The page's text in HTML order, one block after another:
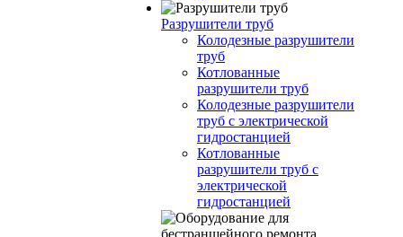
Разрушители труб
Колодезные разрушители
труб
Котлованные
разрушители труб
Колодезные разрушители
труб с электрической
гидростанцией
Котлованные
разрушители труб с
электрической
гидростанцией